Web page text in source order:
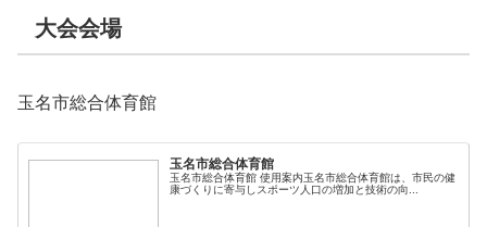
大会会場
玉名市総合体育館
玉名市総合体育館
玉名市総合体育館 使用案内玉名市総合体育館は、市民の健
康づくりに寄与しスポーツ人口の増加と技術の向...